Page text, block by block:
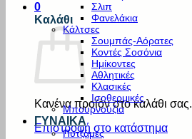
0
Καλάθι
Κανένα προϊόν στο καλάθι σας.
Επιστροφή στο κατάστημα
Σλιπ
Φανελάκια
Κάλτσες
Σουμπάς-Αόρατες
Κοντές Σοσόνια
Ημίκοντες
Αθλητικές
Κλασικές
Ισοθερμικές
Μπουρνούζια
ΓΥΝΑΙΚΑ
Πυτζάμες